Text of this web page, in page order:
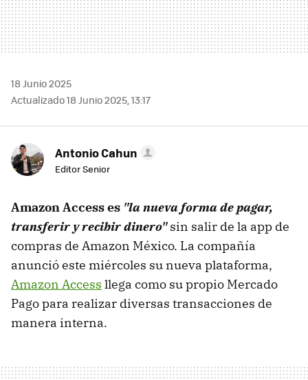
18 Junio 2025
Actualizado 18 Junio 2025, 13:17
Antonio Cahun
Editor Senior
Amazon Access es "la nueva forma de pagar,
transferir y recibir dinero"sin salir de la app de
compras de Amazon México. La compañía
anunció este miércoles su nueva plataforma,
Amazon Access llega como su propio Mercado
Pago para realizar diversas transacciones de
manera interna.